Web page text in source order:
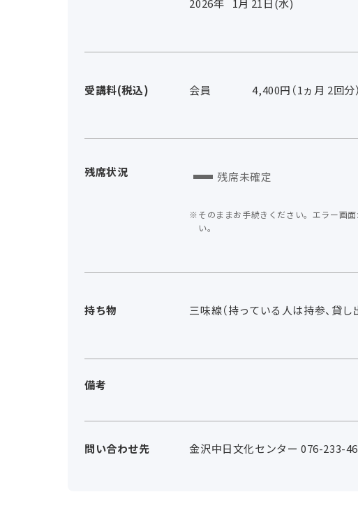
2026年 1 月 21 日(水)
受講料(税込) 会員 4,400円（1ヵ月 2回分）
残席状況 残席未確定
そのままお手続きください。エラー画
い。
持ち物 三味線（持っている人は持参、貸し
備考
問い合わせ先 金沢中日文化センター 076-233-